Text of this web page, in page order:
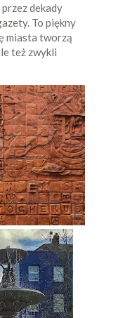
dekady
To piękny
miasta tworzą
też zwykli